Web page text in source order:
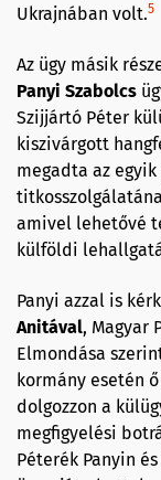
Ukrajnában volt.5
Az ügy másik
Panyi Szabolcs
Szijjártó Péter
kiszivárgott
megadta az
amivel lehetővé
külföldi
Panyi azzal is
Anitával, Magyar
Elmondása
kormány esetén
dolgozzon a
megfigyelési
Péterék Panyin